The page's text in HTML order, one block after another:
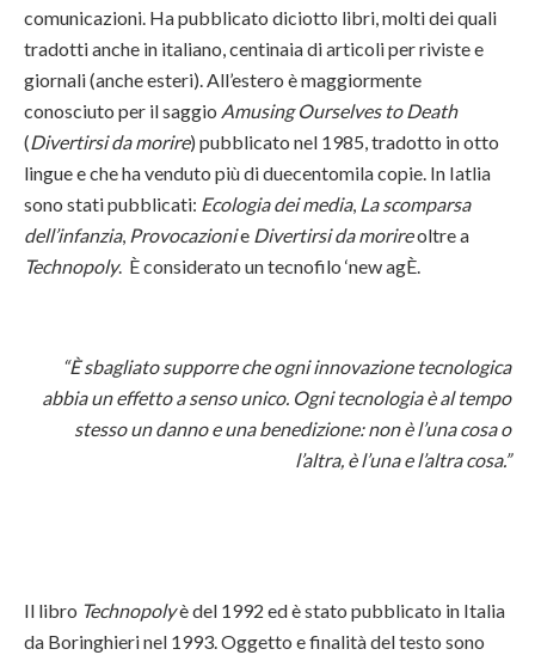
comunicazioni. Ha pubblicato diciotto libri, molti dei quali
tradotti anche in italiano, centinaia di articoli per riviste e
giornali (anche esteri). All’estero è maggiormente
conosciuto per il saggio Amusing Ourselves to Death
(Divertirsi da morire) pubblicato nel 1985, tradotto in otto
lingue e che ha venduto più di duecentomila copie. In Iatlia
sono stati pubblicati: Ecologia dei media, La scomparsa
dell’infanzia, Provocazionie Divertirsi da morireoltre a
Technopoly. È considerato un tecnofilo ‘new agÈ.
“È sbagliato supporre che ogni innovazione tecnologica
abbia un effetto a senso unico. Ogni tecnologia è al tempo
stesso un danno e una benedizione: non è l’una cosa o
l’altra, è l’una e l’altra cosa.”
Il libro Technopolyè del 1992 ed è stato pubblicato in Italia
da Boringhieri nel 1993. Oggetto e finalità del testo sono